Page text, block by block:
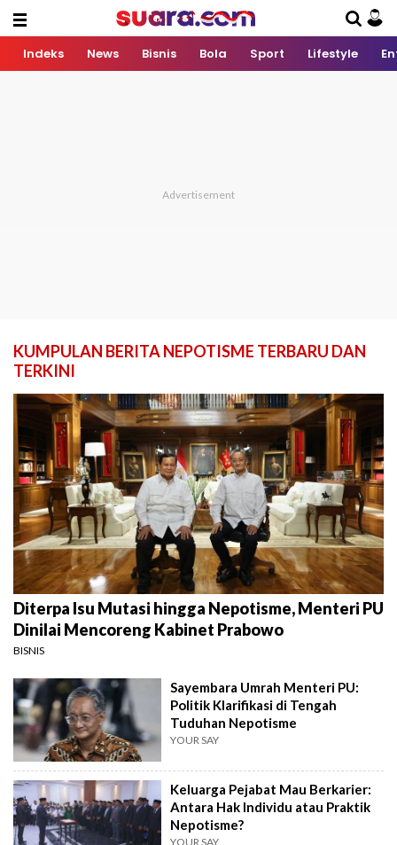
Indeks News Bisnis Bola Sport Lifestyle
KUMPULAN BERITA NEPOTISME TERBARU DAN
TERKINI
Diterpa Isu Mutasi hingga Nepotisme, Menteri PU
Dinilai Mencoreng Kabinet Prabowo
BISNIS
Sayembara Umrah Menteri PU:
Politik Klarifikasi di Tengah
Tuduhan Nepotisme
YOUR SAY
Keluarga Pejabat Mau Berkarier:
Antara Hak Individu atau Praktik
Nepotisme?
YOUR SAY